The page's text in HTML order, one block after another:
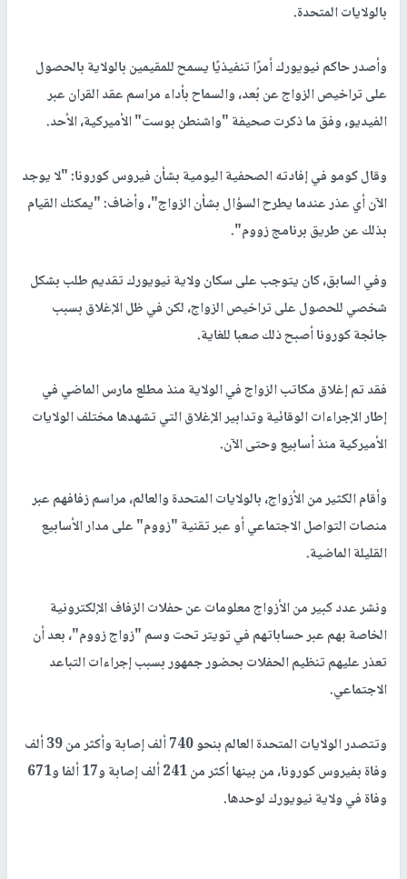
بالولايات المتحدة.
وأصدر حاكم نيويورك أمرًا تنفيذيًا يسمح للمقيمين بالولاية بالحصول
على تراخيص الزواج عن بُعد، والسماح بأداء مراسم عقد القران عبر
الفيديو، وفق ما ذكرت صحيفة "واشنطن بوست" الأميركية، الأحد.
وقال كومو في إفادته الصحفية اليومية بشأن فيروس كورونا: "لا يوجد
الآن أي عذر عندما يطرح السؤال بشأن الزواج"، وأضاف: "يمكنك القيام
بذلك عن طريق برنامج زووم".
وفي السابق، كان يتوجب على سكان ولاية نيويورك تقديم طلب بشكل
شخصي للحصول على تراخيص الزواج، لكن في ظل الإغلاق بسبب
جائجة كورونا أصبح ذلك صعبا للغاية.
فقد تم إغلاق مكاتب الزواج في الولاية منذ مطلع مارس الماضي في
إطار الإجراءات الوقائية وتدابير الإغلاق التي تشهدها مختلف الولايات
الأميركية منذ أسابيع وحتى الآن.
وأقام الكثير من الأزواج، بالولايات المتحدة والعالم، مراسم زفافهم عبر
منصات التواصل الاجتماعي أو عبر تقنية "زووم" على مدار الأسابيع
القليلة الماضية.
ونشر عدد كبير من الأزواج معلومات عن حفلات الزفاف الإلكترونية
الخاصة بهم عبر حساباتهم في تويتر تحت وسم "زواج زووم"، بعد أن
تعذر عليهم تنظيم الحفلات بحضور جمهور بسبب إجراءات التباعد
الاجتماعي.
وتتصدر الولايات المتحدة العالم بنحو 740 ألف إصابة وأكثر من 39 ألف
وفاة بفيروس كورونا، من بينها أكثر من 241 ألف إصابة و17 ألفا و671
وفاة في ولاية نيويورك لوحدها.